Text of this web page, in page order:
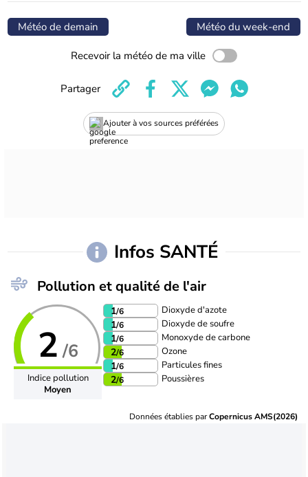
Météo de demain Météo du week-end
Recevoir la météo de ma ville
Ajouter à vos sources préférées
Partager
Infos SANTÉ
Pollution et qualité de l'air
2 /6
Indice pollution
Moyen
1/6 Dioxyde d'azote
1/6 Dioxyde de soufre
1/6 Monoxyde de carbone
2/6 Ozone
1/6 Particules fines
2/6 Poussières
Données établies parCopernicus AMS(2026)